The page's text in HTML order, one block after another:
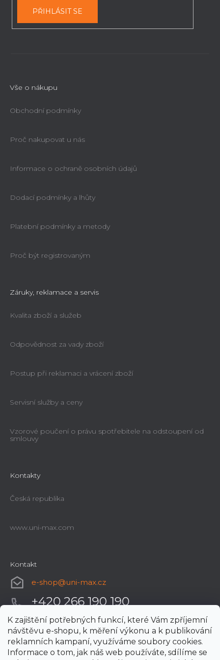
K zajištění potřebných funkcí, které Vám zpříjemní
návštěvu e-shopu, k měření výkonu a k publikování
reklamních kampaní, využíváme soubory cookies.
Informace o tom, jak náš web používáte, sdílíme se
PŘIHLÁSIT SE
Vše o nákupu
Obchodní podmínky
Proč nakupovat u nás
Informace o ochraně osobních údajů
Dodací podmínky a lhůty
Platební podmínky a metody
Proč být registrovaným
Záruky, reklamace a servis
Kvalita zboží a služeb
Odpovědnost za vady zboží
Postup při reklamaci a vrácení zboží
Servisní služby a ceny
Vzorové poučení o právu spotřebitele na odstoupení od
smlouvy
Kontakty
Česká republika
www.uni-max.com
Kontakt
e-shop@uni-max.cz
+420 266 190 190